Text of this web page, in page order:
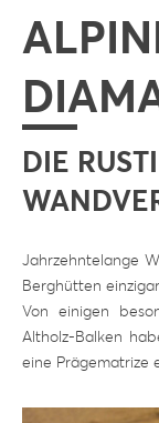
DIE
Jahrzehntelange
Berghütten
Von einigen
Altholz-Balken
eine Prägematrize